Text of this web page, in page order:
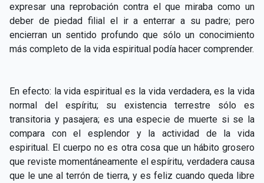
CAPÍTULO XXV - Buscad y encontraréis ▸
CAPÍTULO XXVI - Dad gratuitamente lo que recibís
gratuitamente
▸
CAPÍTULO XXVIII - Colección de oraciones
espiritistas
▸
expresar una reprobación contra el que miraba como un
deber de piedad filial el ir a enterrar a su padre; pero
encierran un sentido profundo que sólo un conocimiento
más completo de la vida espiritual podía hacer comprender.
En efecto: la vida espiritual es la vida verdadera, es la vida
normal del espíritu; su existencia terrestre sólo es
transitoria y pasajera; es una especie de muerte si se la
compara con el esplendor y la actividad de la vida
espiritual. El cuerpo no es otra cosa que un hábito grosero
que reviste momentáneamente el espíritu, verdadera causa
que le une al terrón de tierra, y es feliz cuando queda libre